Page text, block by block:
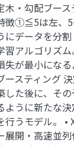
⽊・勾配ブース
徴①≦5は左、
にデータを分
習アルゴリズ
失が最⼩にな
ースティング
した後に、そ
ように新たな
⾏うモデル。 •
展開・⾼速並